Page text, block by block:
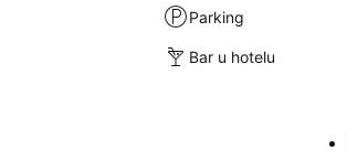
Parking
Bar u hotelu